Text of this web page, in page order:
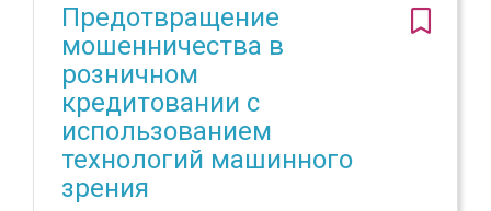
Предотвращение
мошенничества в
розничном
кредитовании с
использованием
технологий машинного
зрения